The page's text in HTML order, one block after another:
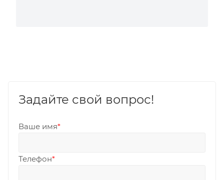
Задайте свой вопрос!
Ваше имя*
Телефон*